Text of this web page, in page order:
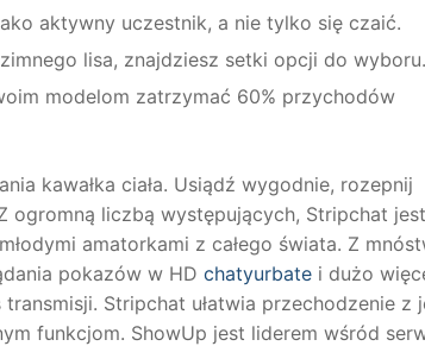
aktywny uczestnik, a nie tylko się czaić.
lisa, znajdziesz setki opcji do wyboru.
modelom zatrzymać 60% przychodów
kawałka ciała. Usiądź wygodnie, rozepnij
ogromną liczbą występujących, Stripchat jest
amatorkami z całego świata. Z
pokazów w HD chatyurbate i dużo
Stripchat ułatwia przechodzenie z
funkcjom. ShowUp jest liderem wśród